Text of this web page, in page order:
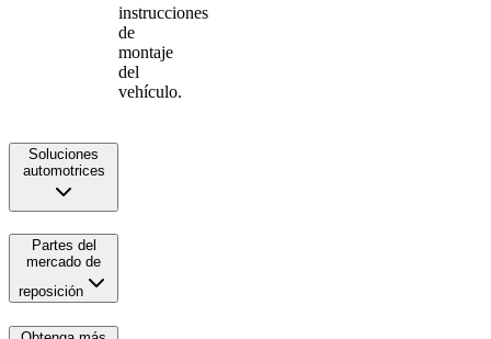
instrucciones
de
montaje
del
vehículo.
Soluciones
automotrices
Partes del
mercado de
reposición